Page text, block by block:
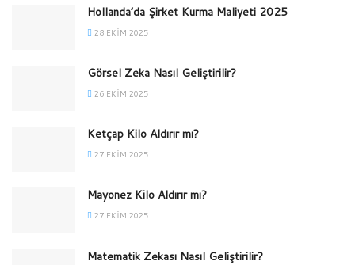
Hollanda’da Şirket Kurma Maliyeti 2025
28 EKIM 2025
Görsel Zeka Nasıl Geliştirilir?
26 EKIM 2025
Ketçap Kilo Aldırır mı?
27 EKIM 2025
Mayonez Kilo Aldırır mı?
27 EKIM 2025
Matematik Zekası Nasıl Geliştirilir?